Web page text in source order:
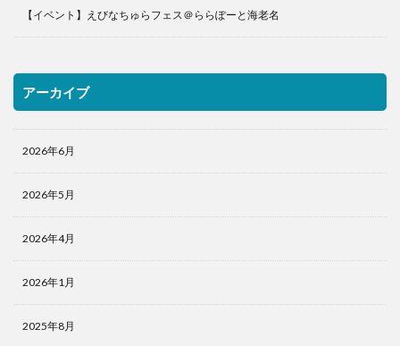
【イベント】えびなちゅらフェス＠ららぽーと海老名
アーカイブ
2026年6月
2026年5月
2026年4月
2026年1月
2025年8月